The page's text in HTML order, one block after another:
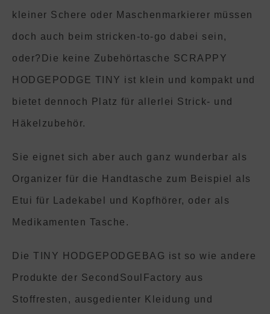
kleiner Schere oder Maschenmarkierer müssen
doch auch beim stricken-to-go dabei sein,
oder?Die keine Zubehörtasche SCRAPPY
HODGEPODGE TINY ist klein und kompakt und
bietet dennoch Platz für allerlei Strick- und
Häkelzubehör.
Sie eignet sich aber auch ganz wunderbar als
Organizer für die Handtasche zum Beispiel als
Etui für Ladekabel und Kopfhörer, oder als
Medikamenten Tasche.
Die TINY HODGEPODGEBAG ist so wie andere
Produkte der SecondSoulFactory aus
Stoffresten, ausgedienter Kleidung und